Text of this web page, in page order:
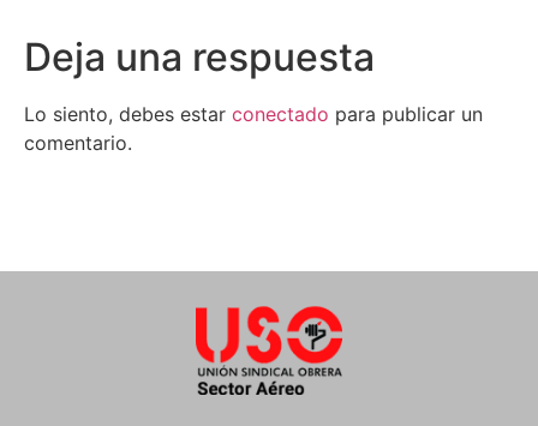
Deja una respuesta
Lo siento, debes estar conectado para publicar un
comentario.